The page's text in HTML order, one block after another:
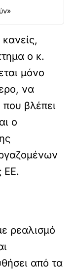
ο κ.
μόνο
να
βλέπει
ο
ΕΕ.
ρεαλισμό
από τα